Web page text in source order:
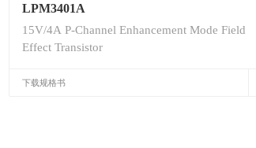
LPM3401A
15V/4A P-Channel Enhancement Mode Field
Effect Transistor
下载规格书